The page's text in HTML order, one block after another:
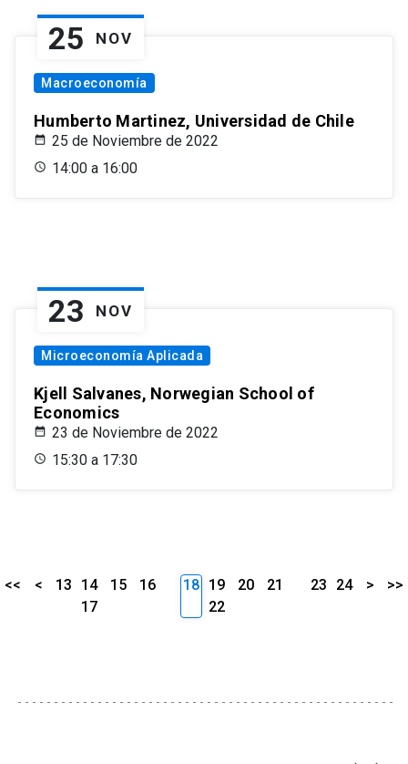
25 NOV
Macroeconomía
Humberto Martinez, Universidad de Chile
25 de Noviembre de 2022
14:00 a 16:00
23 NOV
Microeconomía Aplicada
Kjell Salvanes, Norwegian School of
Economics
23 de Noviembre de 2022
15:30 a 17:30
<< < 13 14 15
16
17
18 19 20
21
22
23 24 > >>